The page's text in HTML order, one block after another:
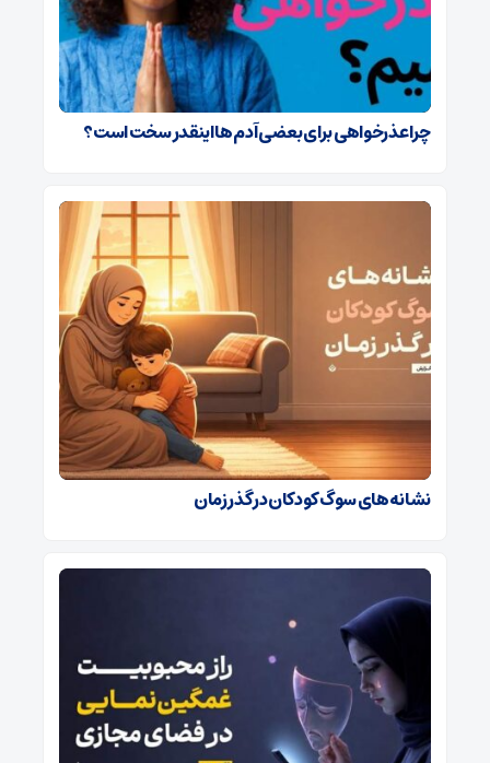
چرا عذرخواهی برای بعضی آدم ها اینقدر سخت است؟
نشانه‌های سوگ کودکان در گذر زمان